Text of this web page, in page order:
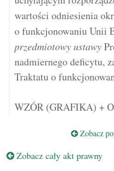
wartości odniesienia
o funkcjonowaniu Unii
przedmiotowy ustawy
nadmiernego deficytu,
Traktatu o
WZÓR (GRAFIKA) +
Zobacz
Zobacz cały akt prawny